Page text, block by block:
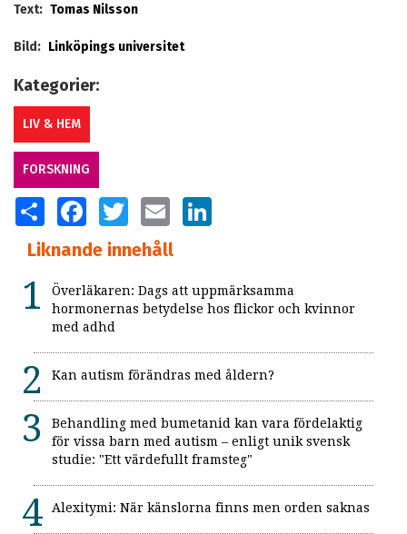
Text: Tomas Nilsson
Bild: Linköpings universitet
Kategorier:
LIV & HEM
FORSKNING
SHARE FACEBOOKTWITTER EMAIL
Liknande innehåll
Överläkaren: Dags att uppmärksamma
hormonernas betydelse hos flickor och kvinnor
med adhd
Kan autism förändras med åldern?
Behandling med bumetanid kan vara fördelaktig
för vissa barn med autism – enligt unik svensk
studie: "Ett värdefullt framsteg"
Alexitymi: När känslorna finns men orden saknas